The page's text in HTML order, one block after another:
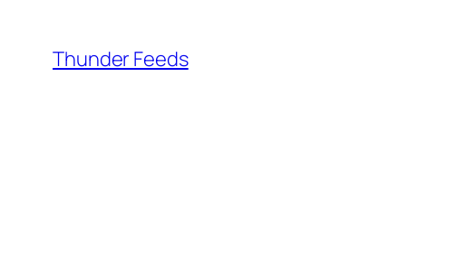
Thunder Feeds